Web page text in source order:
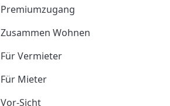
Premiumzugang
Zusammen Wohnen
Für Vermieter
Für Mieter
Vor-Sicht